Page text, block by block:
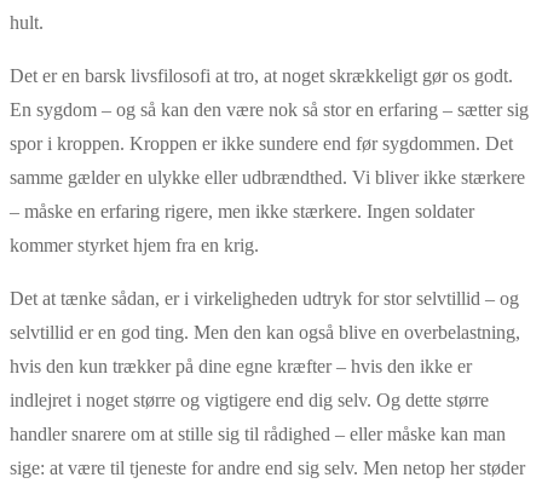
hult.
Det er en barsk livsfilosofi at tro, at noget skrækkeligt gør os godt.
En sygdom – og så kan den være nok så stor en erfaring – sætter sig
spor i kroppen. Kroppen er ikke sundere end før sygdommen. Det
samme gælder en ulykke eller udbrændthed. Vi bliver ikke stærkere
– måske en erfaring rigere, men ikke stærkere. Ingen soldater
kommer styrket hjem fra en krig.
Det at tænke sådan, er i virkeligheden udtryk for stor selvtillid – og
selvtillid er en god ting. Men den kan også blive en overbelastning,
hvis den kun trækker på dine egne kræfter – hvis den ikke er
indlejret i noget større og vigtigere end dig selv. Og dette større
handler snarere om at stille sig til rådighed – eller måske kan man
sige: at være til tjeneste for andre end sig selv. Men netop her støder